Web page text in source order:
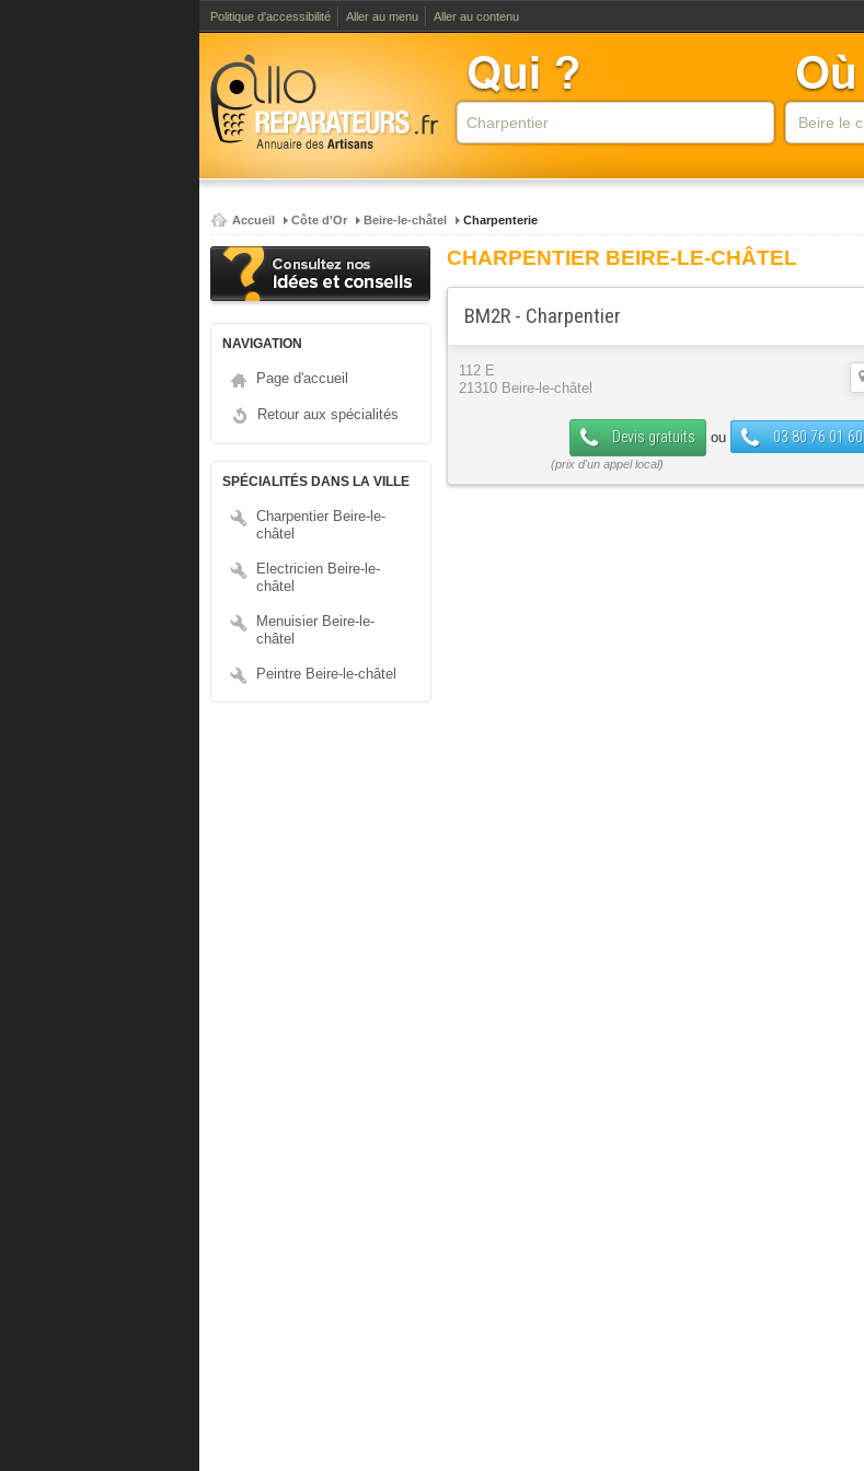
Politique d'accessibilité Aller au menu Aller au contenu
Accueil Côte d'Or Beire-le-châtel Charpenterie
NAVIGATION
Page d'accueil
Retour aux spécialités
SPÉCIALITÉS DANS LA VILLE
Charpentier Beire-le-
châtel
Electricien Beire-le-
châtel
Menuisier Beire-le-
châtel
Peintre Beire-le-châtel
CHARPENTIER BEIRE-LE-CHÂTEL
BM2R - Charpentier
112 E
21310 Beire-le-châtel
Devis gratuits ou 03 80 76 01 60